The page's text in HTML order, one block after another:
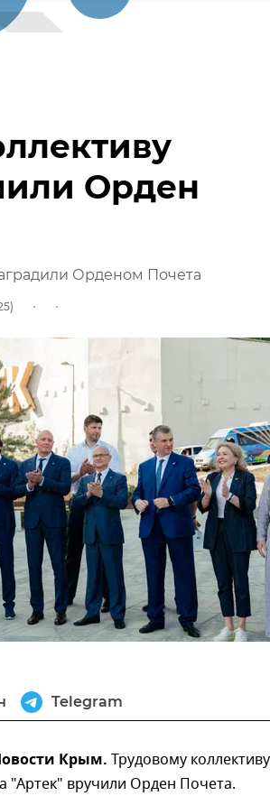
Орден
Орденом Почета
Telegram
Крым. Трудовому коллективу
"Артек" вручили Орден Почета.